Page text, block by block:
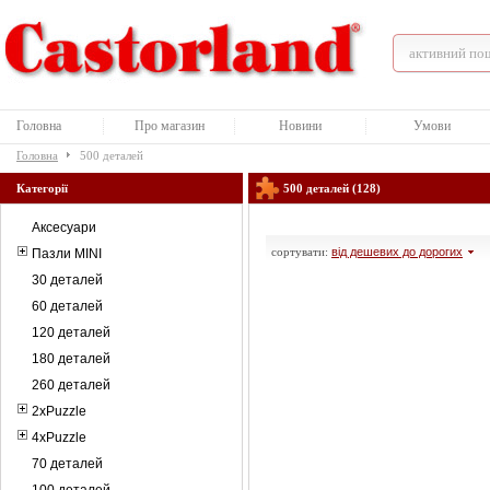
Головна Про магазин Новини Умови
Головна 500 деталей
Категорії
Аксесуари
Пазли MINI
30 деталей
60 деталей
120 деталей
180 деталей
260 деталей
2xPuzzle
4xPuzzle
70 деталей
500 деталей (128)
сортувати: від дешевих до дорогих